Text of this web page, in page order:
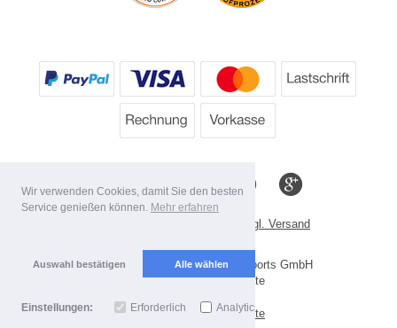
Wir verwenden Cookies, damit Sie den besten
Service genießen können. Mehr erfahren
Auswahl bestätigen Alle wählen
Einstellungen: Erforderlich Analytics
Alle Preise inkl. MwSt. evtl. zzgl. Versand
Copyright 2026 by Scooter-ProSports GmbH
Mobile Shop by Shopgate
Zur klassischen Webseite